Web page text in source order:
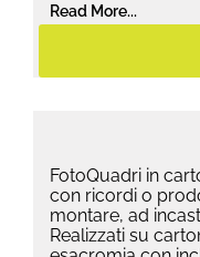
Read More...
FotoQuadri in
con ricordi o
montare, ad
Realizzati su